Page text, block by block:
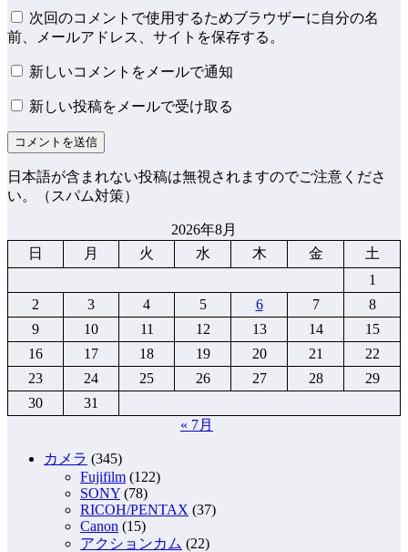
次回のコメントで使用するためブラウザーに自分の名
前、メールアドレス、サイトを保存する。
新しいコメントをメールで通知
新しい投稿をメールで受け取る
日本語が含まれない投稿は無視されますのでご注意くださ
い。（スパム対策）
2026年8月
日
月 火 水 木 金
土
1
2
3 4 5 6 7
8
9
10 11 12 13 14
15
16
17 18 19 20 21
22
23
24 25 26 27 28
29
30
31
« 7月
カメラ (345)
Fujifilm (122)
SONY (78)
RICOH/PENTAX (37)
Canon (15)
アクションカム (22)